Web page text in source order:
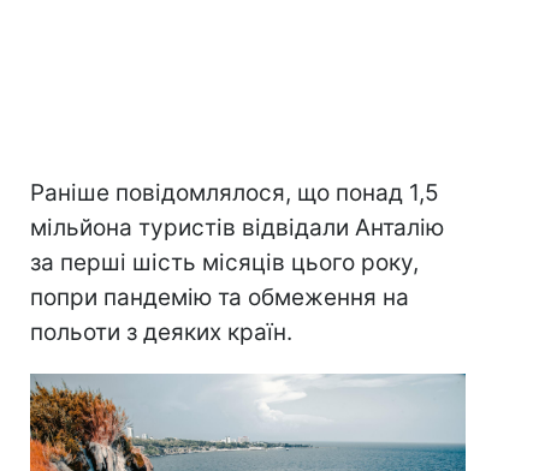
Раніше повідомлялося, що понад 1,5
мільйона туристів відвідали Анталію
за перші шість місяців цього року,
попри пандемію та обмеження на
польоти з деяких країн.